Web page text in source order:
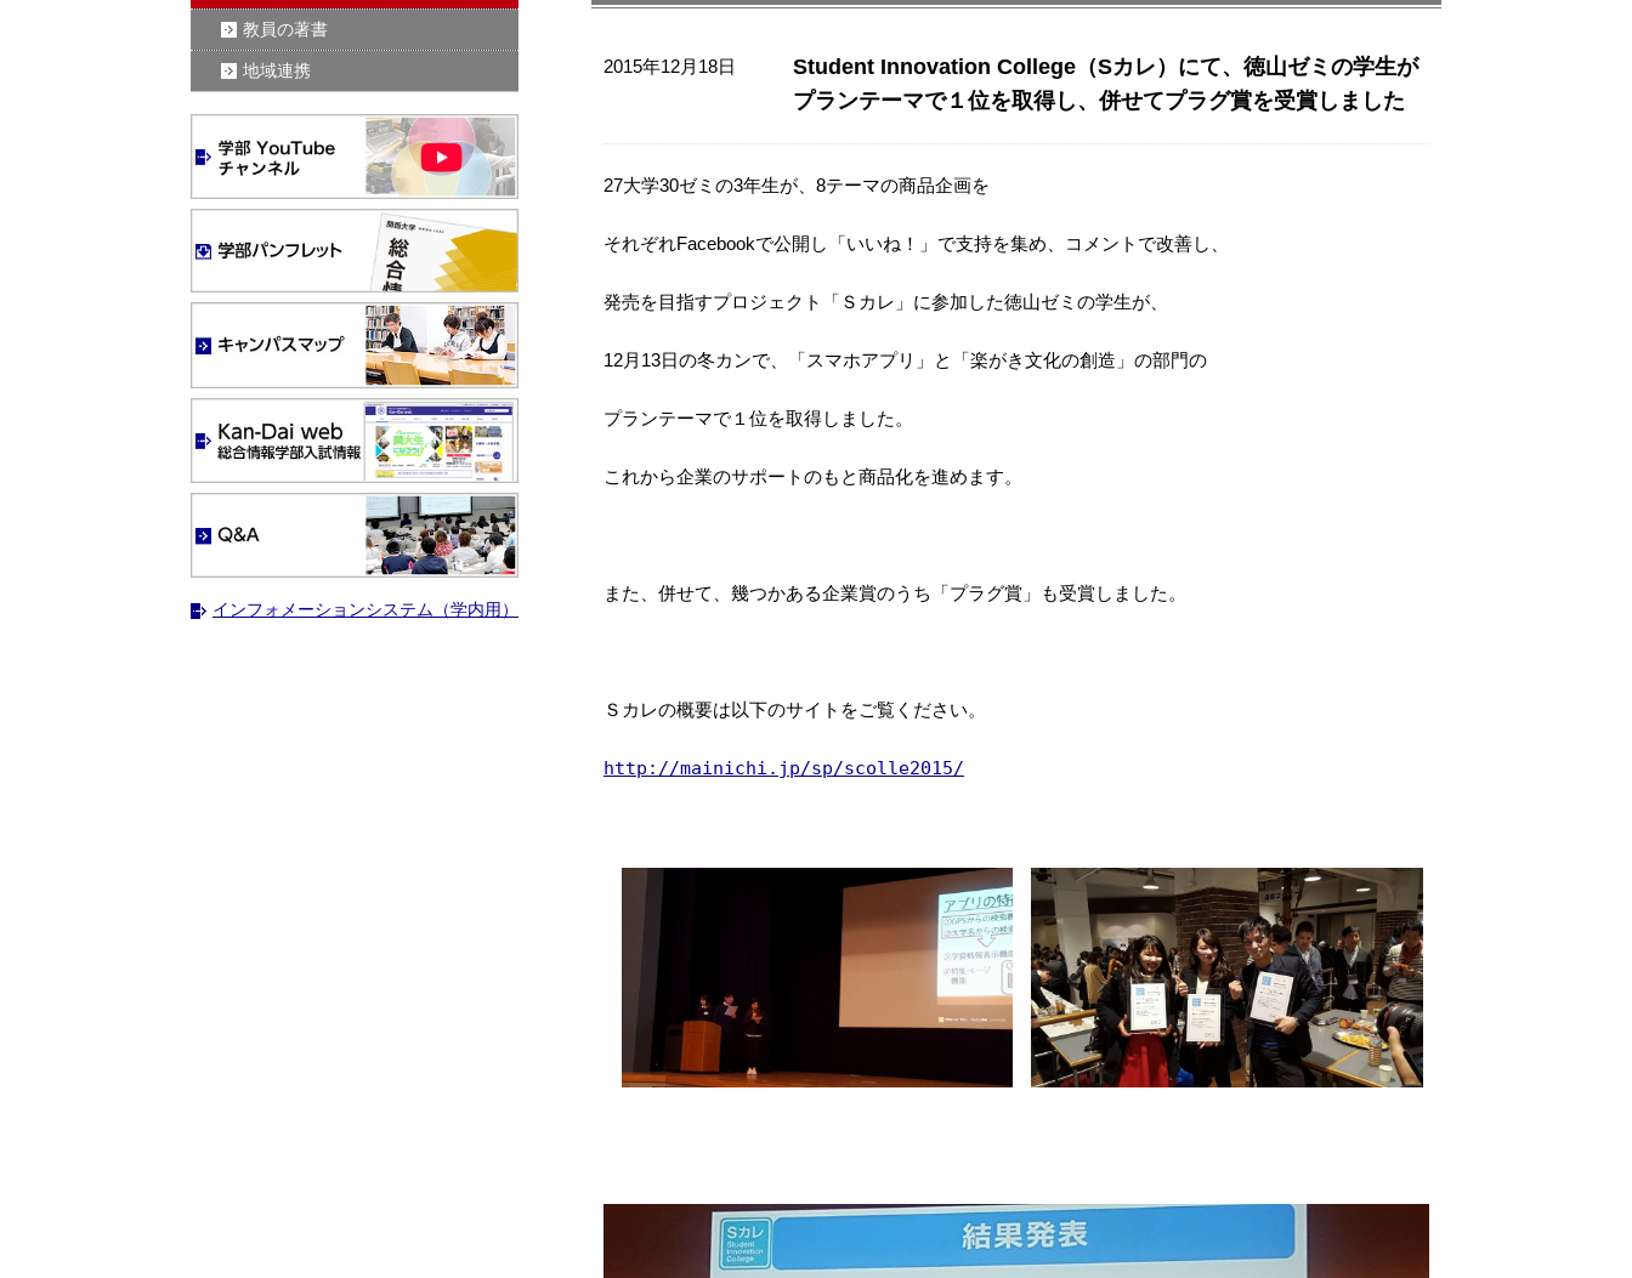
2015年12月18日
Student Innovation College（Sカレ）にて、徳山ゼミの学生が
プランテーマで１位を取得し、併せてプラグ賞を受賞しました
27大学30ゼミの3年生が、8テーマの商品企画を
それぞれFacebookで公開し「いいね！」で支持を集め、コメントで改善し、
発売を目指すプロジェクト「Ｓカレ」に参加した徳山ゼミの学生が、
12月13日の冬カンで、 「スマホアプリ」と「楽がき文化の創造」の部門の
プランテーマで１位を取得しました。
これから企業のサポートのもと商品化を進めます。
また、併せて、 幾つかある企業賞のうち「プラグ賞」も受賞しました。
Ｓカレの概要は以下のサイトをご覧ください。
http://mainichi.jp/sp/scolle2015/
教員の著書
地域連携
インフォメーションシステム（学内用）